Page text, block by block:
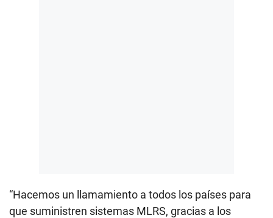
“Hacemos un llamamiento a todos los países para
que suministren sistemas MLRS, gracias a los